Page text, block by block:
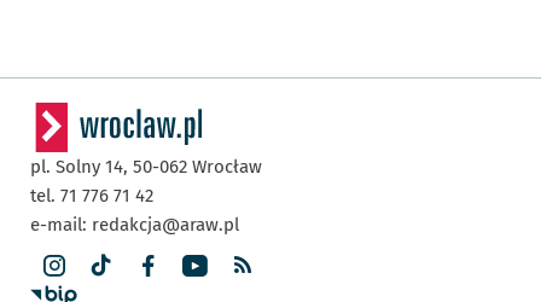
pl. Solny 14, 50-062 Wrocław
tel. 71 776 71 42
e-mail: redakcja@araw.pl